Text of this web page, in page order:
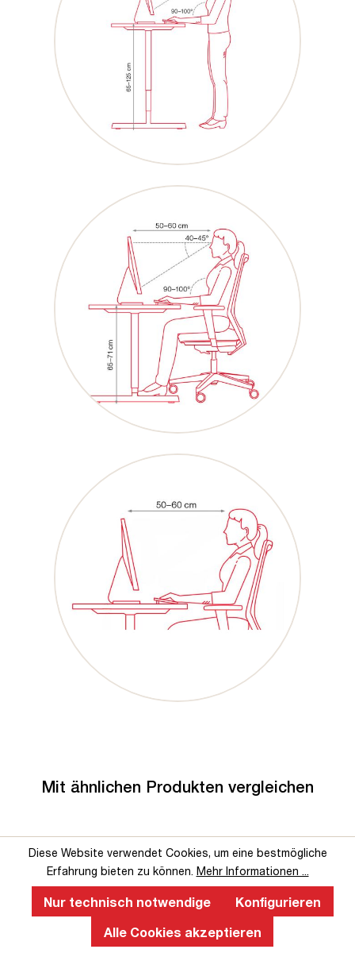
Mit ähnlichen Produkten vergleichen
Diese Website verwendet Cookies, um eine bestmögliche
Erfahrung bieten zu können. Mehr Informationen ...
Nur technisch notwendige
Konfigurieren
Alle Cookies akzeptieren